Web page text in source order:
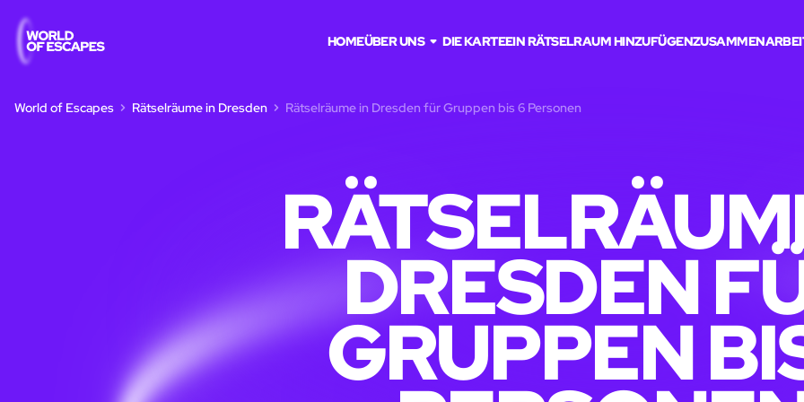
HOMEÜBER UNS DIE KARTEEIN RÄTSELRAUM HINZUFÜGEN
World of Escapes Rätselräume in Dresden Rätselräume in Dresden für Gruppen bis 6 Personen
DRESDEN
GRUPPEN